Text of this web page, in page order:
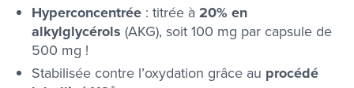
Hyperconcentrée : titrée à 20% en
alkylglycérols (AKG), soit 100 mg par capsule de
500 mg !
Stabilisée contre l’oxydation grâce au procédé